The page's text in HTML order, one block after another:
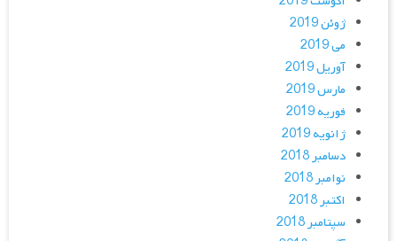
ژوئن 2019
می 2019
آوریل 2019
مارس 2019
فوریه 2019
ژانویه 2019
دسامبر 2018
نوامبر 2018
اکتبر 2018
سپتامبر 2018